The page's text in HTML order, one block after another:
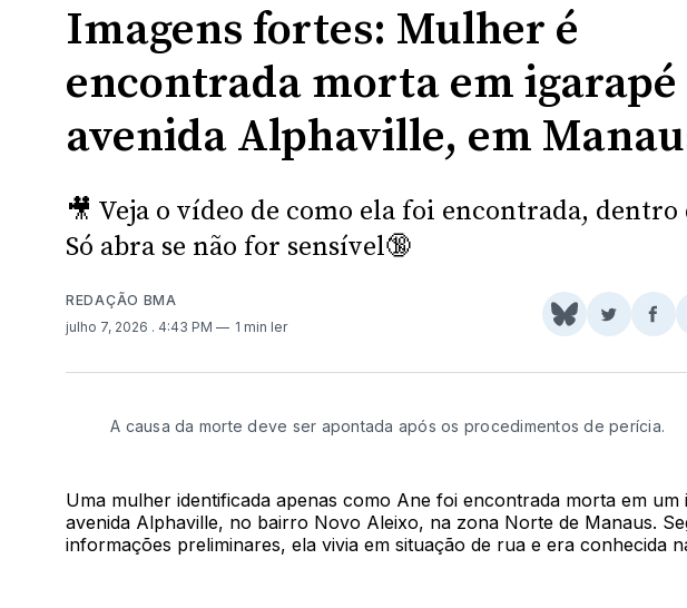
Imagens fortes: Mulher é
encontrada morta em igarapé
avenida Alphaville, em
🎥 Veja o vídeo de como ela foi encontrada, dentro
Só abra se não for sensível🔞
REDAÇÃO BMA
julho 7, 2026 . 4:43 PM 1 min ler
Share
BlueSkyTwitter
A causa da morte deve ser apontada após os procedimentos de perícia.
Uma mulher identificada apenas como Ane foi encontrada morta em um
avenida Alphaville, no bairro Novo Aleixo, na zona Norte de Manaus.
informações preliminares, ela vivia em situação de rua e era conhecida